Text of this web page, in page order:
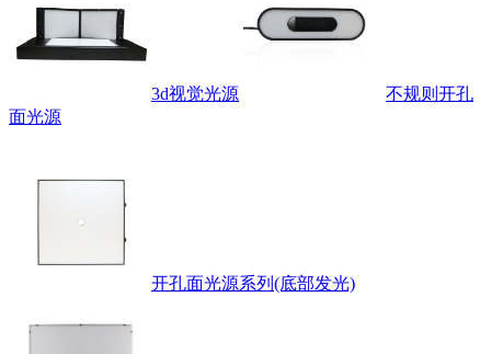
3d视觉光源
不规则开孔
面光源
开孔面光源系列(底部发光)